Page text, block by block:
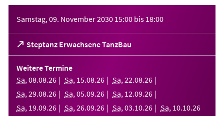
Samstag, 09. November 2030 15:00 bis 18:00
Steptanz Erwachsene TanzBau
(Öffnet
in
einem
neuen
Tab)
Weitere Termine
Sa, 08.08.26 Sa, 15.08.26 Sa, 22.08.26
Sa, 29.08.26 Sa, 05.09.26 Sa, 12.09.26
Sa, 19.09.26 Sa, 26.09.26 Sa, 03.10.26 Sa, 10.10.26